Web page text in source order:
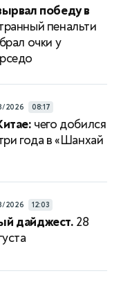
победу в
пенальти
очки у
2026 08:17
чего добился
года в «Шанхай
2026 12:03
дайджест. 28